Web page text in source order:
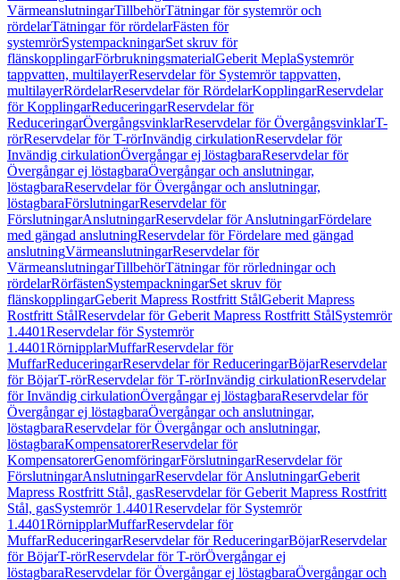
VärmeanslutningarTillbehörTätningar för systemrör och
rördelarTätningar för rördelarFästen för
systemrörSystempackningarSet skruv för
flänskopplingarFörbrukningsmaterialGeberit MeplaSystemrör
tappvatten, multilayerReservdelar för Systemrör tappvatten,
multilayerRördelarReservdelar för RördelarKopplingarReservdelar
för KopplingarReduceringarReservdelar för
ReduceringarÖvergångsvinklarReservdelar för ÖvergångsvinklarT-
rörReservdelar för T-rörInvändig cirkulationReservdelar för
Invändig cirkulationÖvergångar ej löstagbaraReservdelar för
Övergångar ej löstagbaraÖvergångar och anslutningar,
löstagbaraReservdelar för Övergångar och anslutningar,
löstagbaraFörslutningarReservdelar för
FörslutningarAnslutningarReservdelar för AnslutningarFördelare
med gängad anslutningReservdelar för Fördelare med gängad
anslutningVärmeanslutningarReservdelar för
VärmeanslutningarTillbehörTätningar för rörledningar och
rördelarRörfästenSystempackningarSet skruv för
flänskopplingarGeberit Mapress Rostfritt StålGeberit Mapress
Rostfritt StålReservdelar för Geberit Mapress Rostfritt StålSystemrör
1.4401Reservdelar för Systemrör
1.4401RörnipplarMuffarReservdelar för
MuffarReduceringarReservdelar för ReduceringarBöjarReservdelar
för BöjarT-rörReservdelar för T-rörInvändig cirkulationReservdelar
för Invändig cirkulationÖvergångar ej löstagbaraReservdelar för
Övergångar ej löstagbaraÖvergångar och anslutningar,
löstagbaraReservdelar för Övergångar och anslutningar,
löstagbaraKompensatorerReservdelar för
KompensatorerGenomföringarFörslutningarReservdelar för
FörslutningarAnslutningarReservdelar för AnslutningarGeberit
Mapress Rostfritt Stål, gasReservdelar för Geberit Mapress Rostfritt
Stål, gasSystemrör 1.4401Reservdelar för Systemrör
1.4401RörnipplarMuffarReservdelar för
MuffarReduceringarReservdelar för ReduceringarBöjarReservdelar
för BöjarT-rörReservdelar för T-rörÖvergångar ej
löstagbaraReservdelar för Övergångar ej löstagbaraÖvergångar och